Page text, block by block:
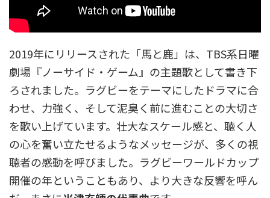
2019年にリリースされた「馬と鹿」は、TBS系日曜
劇場『ノーサイド・ゲーム』の主題歌として書き下
ろされました。ラグビーをテーマにしたドラマに合
わせ、力強く、そして泥臭く前に進むことの大切さ
を歌い上げています。壮大なスケール感と、聴く人
の心を奮い立たせるようなメッセージが、多くの視
聴者の感動を呼びました。ラグビーワールドカップ
開催の年ということもあり、より大きな反響を呼ん